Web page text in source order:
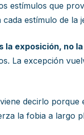
estímulos que
estímulo de
la exposición, no
La excepción
decirlo
la fobia a largo